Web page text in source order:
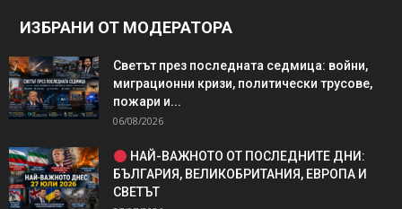
ИЗБРАНИ ОТ МОДЕРАТОРА
Светът през последната седмица: войни,
миграционни кризи, политически трусове,
пожари и...
06/08/2026
НАЙ-ВАЖНОТО ОТ ПОСЛЕДНИТЕ ДНИ:
БЪЛГАРИЯ, ВЕЛИКОБРИТАНИЯ, ЕВРОПА И
СВЕТЪТ